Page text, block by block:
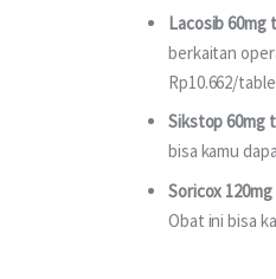
Lacosib 60mg
berkaitan
Rp10.662/
Sikstop 60mg
bisa kamu
Soricox
Obat ini bisa